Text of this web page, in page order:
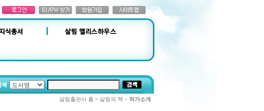
살림출판사 홈 > 살림의 책 > 작가소개